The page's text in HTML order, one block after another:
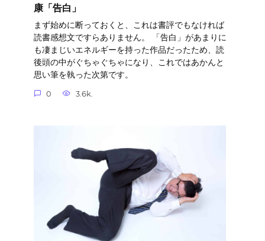
康「告白」
まず始めに断っておくと、これは書評でもなければ
読書感想文ですらありません。 「告白」があまりに
も凄まじいエネルギーを持った作品だったため、読
後頭の中がぐちゃぐちゃになり、これではあかんと
思い筆を執った次第です。
0 3.6k.